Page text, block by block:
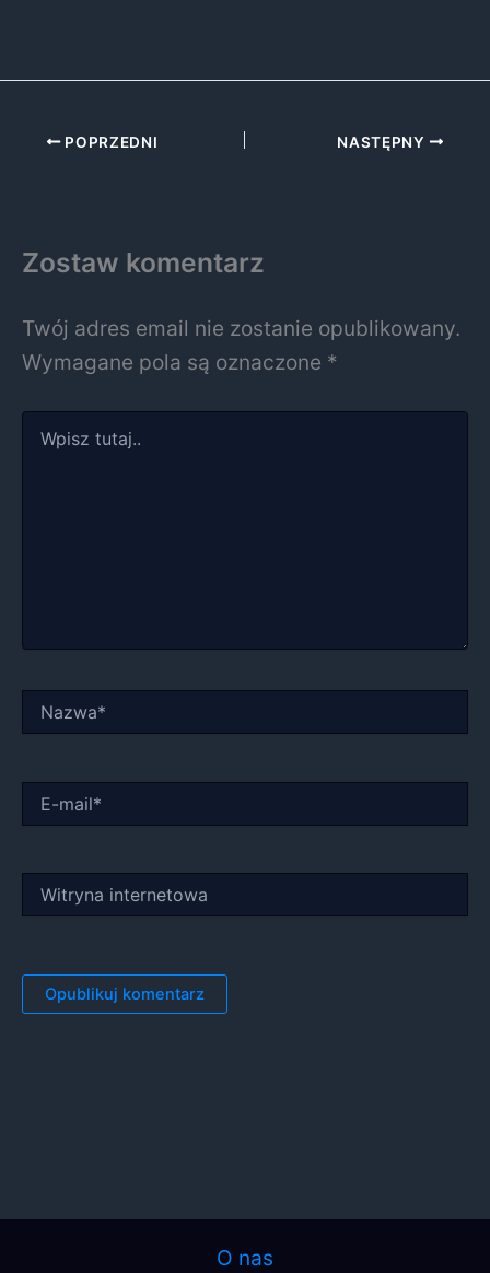
POPRZEDNI NASTĘPNY
Zostaw komentarz
Twój adres email nie zostanie opublikowany.
Wymagane pola są oznaczone *
tutaj..
mail*
internetowa
O nas